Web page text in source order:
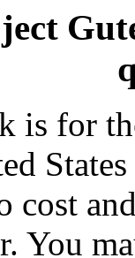
is for
cost
You